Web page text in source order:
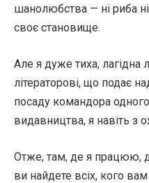
шанолюбства — ні риба
своє становище.
Але я дуже тиха, лагідна
літераторові, що подає
посаду командора
видавництва, я навіть з
Отже, там, де я працюю,
ви найдете всіх, кого вам